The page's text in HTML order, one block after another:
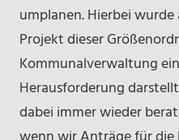
umplanen. Hierbei
Projekt dieser
Kommunalverwaltung
Herausforderung
dabei immer wieder